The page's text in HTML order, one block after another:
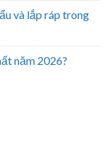
và lắp ráp trong
năm 2026?